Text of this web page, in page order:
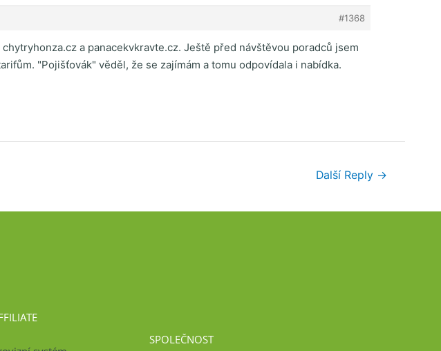
#1368
a panacekvkravte.cz. Ještě před návštěvou poradců jsem
"Pojišťovák" věděl, že se zajímám a tomu odpovídala i nabídka.
Další Reply →
SPOLEČNOST